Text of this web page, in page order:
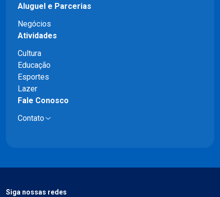
Aluguel e Parcerias
Negócios
Atividades
Cultura
Educação
Esportes
Lazer
Fale Conosco
Contato
Siga nossas redes